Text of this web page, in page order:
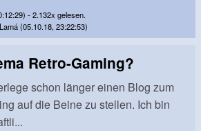
- 2.132x gelesen.
(05.10.18, 23:22:53)
Retro-Gaming?
schon länger einen Blog zum
auf die Beine zu stellen. Ich bin